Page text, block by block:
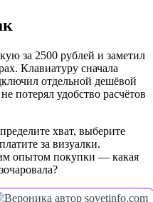
за 2500 рублей и заметил
Клавиатуру сначала
отдельной дешёвой
потерял удобство расчётов
хват, выберите
за визуалки.
опытом покупки — какая